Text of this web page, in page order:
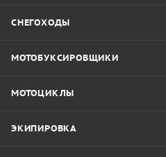
СНЕГОХОДЫ
МОТОБУКСИРОВЩИКИ
МОТОЦИКЛЫ
ЭКИПИРОВКА